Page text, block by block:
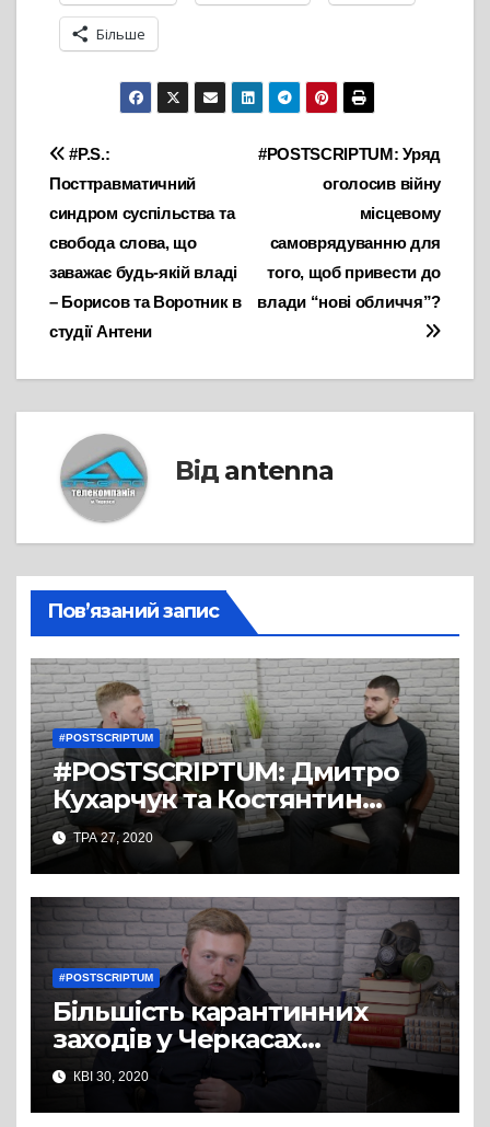
Більше
Навігація
записів
#POSTSCRIPTUM: Уряд
оголосив війну
місцевому
самоврядуванню для
того, щоб привести до
влади “нові обличчя”?
#P.S.:
Посттравматичний
синдром суспільства та
свобода слова, що
заважає будь-якій владі
– Борисов та Воротник в
студії Антени
Від antenna
Пов’язаний запис
#POSTSCRIPTUM
#POSTSCRIPTUM: Дмитро
Кухарчук та Костянтин
Мірошниченко. Чи потрібне
Україні волонтерство?
ТРА 27, 2020
#POSTSCRIPTUM
Більшість карантинних
заходів у Черкасах
скасована
міськвиконкомом, – Дмитро
КВІ 30, 2020